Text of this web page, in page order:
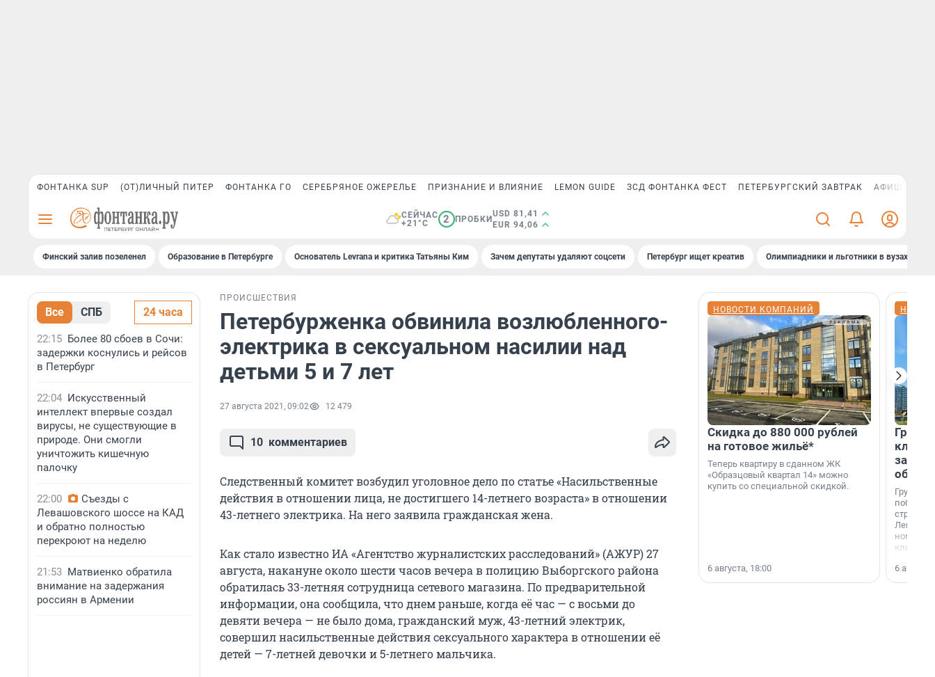
ФОНТАНКА SUP (ОТ)ЛИЧНЫЙ ПИТЕР ФОНТАНКА ГО СЕРЕБРЯНОЕ ОЖЕРЕЛЬЕ ПРИЗНАНИЕ И ВЛИЯНИЕ LEMON GUIDE ЗСД ФОНТАНКА ФЕСТ ПЕТЕРБУРГСКИЙ ЗАВТРАК АФИША PLUS
СЕЙЧАС
+21°C
2 ПРОБКИ
USD 81,41
EUR 94,06
Финский залив позеленел Образование в Петербурге Основатель Levrana и критика Татьяны Ким Зачем депутаты удаляют соцсети Петербург ищет креатив Олимпиадники и льготники в вузах СПб
Все СПБ 24 часа
22:15 Более 80 сбоев в Сочи:
задержки коснулись и рейсов
в Петербург
22:04 Искусственный
интеллект впервые создал
вирусы, не существующие в
природе. Они смогли
уничтожить кишечную
палочку
22:00
Съезды с
Левашовского шоссе на КАД
и обратно полностью
перекроют на неделю
21:53 Матвиенко обратила
внимание на задержания
россиян в Армении
ПРОИСШЕСТВИЯ
Петербурженка обвинила возлюбленного-
электрика в сексуальном насилии над
детьми 5 и 7 лет
27 августа 2021, 09:02 12 479
10 комментариев
Следственный комитет возбудил уголовное дело по статье «Насильственные
действия в отношении лица, не достигшего 14-летнего возраста» в отношении
43-летнего электрика. На него заявила гражданская жена.
Как стало известно ИА «Агентство журналистских расследований» (АЖУР) 27
августа, накануне около шести часов вечера в полицию Выборгского района
обратилась 33-летняя сотрудница сетевого магазина. По предварительной
информации, она сообщила, что днем раньше, когда её час — с восьми до
девяти вечера — не было дома, гражданский муж, 43-летний электрик,
совершил насильственные действия сексуального характера в отношении её
детей — 7-летней девочки и 5-летнего мальчика.
НОВОСТИ КОМПАНИЙ
Скидка до 880 000 рублей
на готовое жильё*
Теперь квартиру в сданном ЖК
«Образцовый квартал 14» можно
купить со специальной скидкой.
6 августа, 18:00
Группа
области».
6